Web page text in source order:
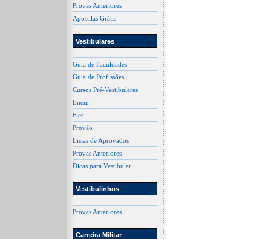
Provas Anteriores
Apostilas Grátis
Vestibulares
Guia de Faculdades
Guia de Profissões
Cursos Pré-Vestibulares
Enem
Fies
Provão
Listas de Aprovados
Provas Anteriores
Dicas para Vestibular
Vestibulinhos
Provas Anteriores
Carreira Militar